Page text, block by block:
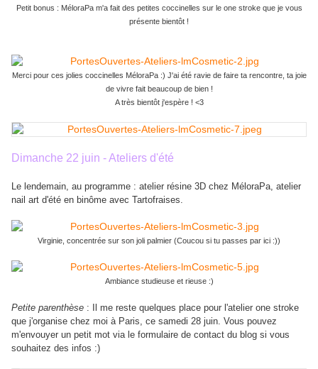
Petit bonus : MéloraPa m'a fait des petites coccinelles sur le one stroke que je vous
présente bientôt !
Merci pour ces jolies coccinelles MéloraPa :) J'ai été ravie de faire ta rencontre, ta joie
de vivre fait beaucoup de bien !
A très bientôt j'espère ! <3
Dimanche 22 juin - Ateliers d'été
Le lendemain, au programme : atelier résine 3D chez MéloraPa, atelier
nail art d'été en binôme avec Tartofraises.
Virginie, concentrée sur son joli palmier (Coucou si tu passes par ici :))
Ambiance studieuse et rieuse :)
Petite parenthèse : Il me reste quelques place pour l'atelier one stroke
que j'organise chez moi à Paris, ce samedi 28 juin. Vous pouvez
m'envouyer un petit mot via le formulaire de contact du blog si vous
souhaitez des infos :)